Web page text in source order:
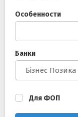
Особенности
Банки
Бізнес Позика
Для ФОП